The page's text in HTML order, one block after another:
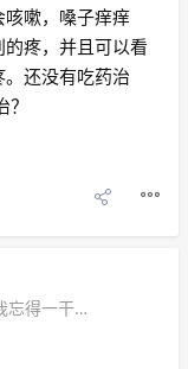
嗽，嗓子痒痒
疼，并且可以看
还没有吃药治
我就知道，你一定会痛痛快快的把我忘得一干二净